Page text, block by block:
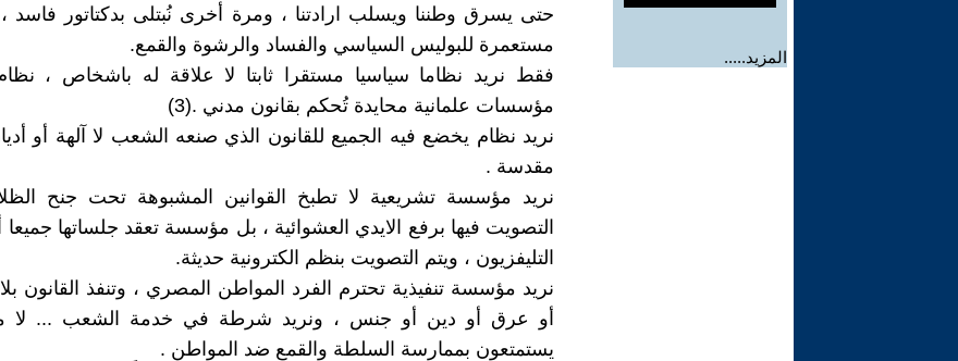
المزيد.....
حتى يسرق وطننا ويسلب ارادتنا ، ومرة أخرى نُبتلى بدكتاتور فاسد
مستعمرة للبوليس السياسي والفساد والرشوة والقمع.
فقط نريد نظاما سياسيا مستقرا ثابتا لا علاقة له باشخاص ،
مؤسسات علمانية محايدة تُحكم بقانون مدني .(3)
نريد نظام يخضع فيه الجميع للقانون الذي صنعه الشعب لا آلهة أو
مقدسة .
نريد مؤسسة تشريعية لا تطبخ القوانين المشبوهة تحت جنح
التصويت فيها برفع الايدي العشوائية ، بل مؤسسة تعقد جلساتها
التليفزيون ، ويتم التصويت بنظم الكترونية حديثة.
نريد مؤسسة تنفيذية تحترم الفرد المواطن المصري ، وتنفذ القانون
أو عرق أو دين أو جنس ، ونريد شرطة في خدمة الشعب ... لا
يستمتعون بممارسة السلطة والقمع ضد المواطن .